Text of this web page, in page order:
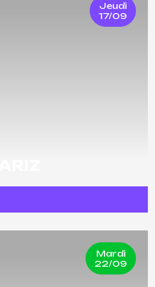
Jeudi
17/09
Mardi
22/09